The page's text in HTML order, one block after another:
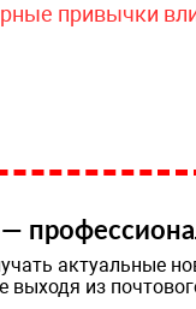
привычки
актуальные
выходя из